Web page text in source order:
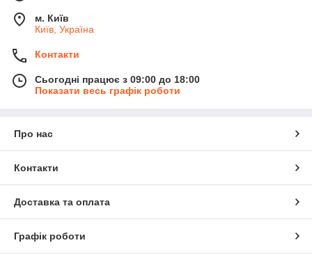
м. Київ
Київ, Україна
Контакти
Сьогодні працює з 09:00 до 18:00
Показати весь графік роботи
Про нас
Контакти
Доставка та оплата
Графік роботи